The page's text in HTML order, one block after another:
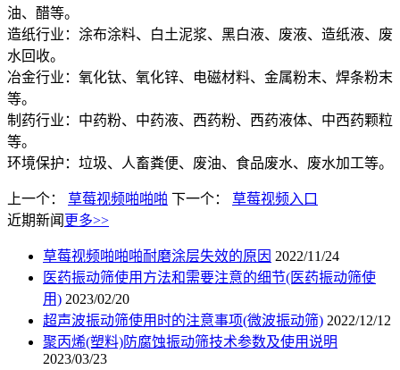
油、醋等。
造纸行业：涂布涂料、白土泥浆、黑白液、废液、造纸液、废
水回收。
冶金行业：氧化钛、氧化锌、电磁材料、金属粉末、焊条粉末
等。
制药行业：中药粉、中药液、西药粉、西药液体、中西药颗粒
等。
环境保护：垃圾、人畜粪便、废油、食品废水、废水加工等。
上一个： 草莓视频啪啪啪 下一个： 草莓视频入口
近期新闻 更多>>
草莓视频啪啪啪耐磨涂层失效的原因 2022/11/24
医药振动筛使用方法和需要注意的细节(医药振动筛使
用) 2023/02/20
超声波振动筛使用时的注意事项(微波振动筛) 2022/12/12
聚丙烯(塑料)防腐蚀振动筛技术参数及使用说明
2023/03/23